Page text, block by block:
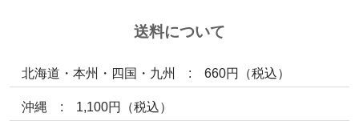
送料について
北海道・本州・四国・九州 : 660円（税込）
沖縄 : 1,100円（税込）